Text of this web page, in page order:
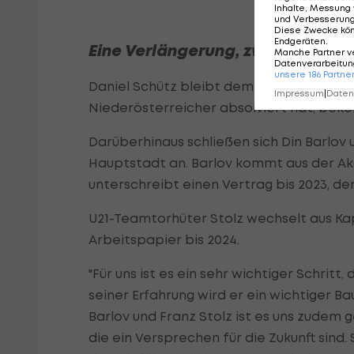
Eine Verlängerung, zwei
Daniel Schütz bleibt dem SKN St.
Niederösterreicher absolviert hat,
Darüberhinaus schließen sich Din
Hauptstadt an. Barlov kommt aus der
unterschreibt einen Vertrag bis 2023,
U21-Teamtorhüter Stolz wechselt aus
Arbeitspapier bis 2024.
"Für uns ist es ein sehr wichtiger
seiner Erfahrung wird er ein wichtiger
Barlov und Franz Stolz ist es uns
die ein Versprechen für die Zukunft
Inhalte, Messung
und
Diese Zwecke
Endgeräten.
Manche Partner
unsere 186 Partner
Impressum